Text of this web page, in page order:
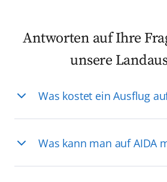
Antworten auf Ihre
unsere
Was kostet ein Ausflug
Was kann man auf AIDA